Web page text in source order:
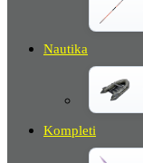
Nautika
Kompleti